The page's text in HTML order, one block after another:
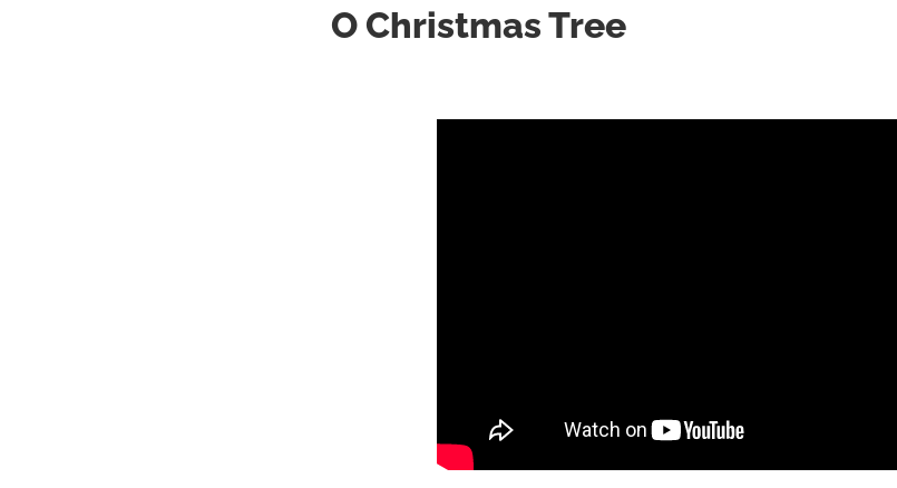
O Christmas Tree